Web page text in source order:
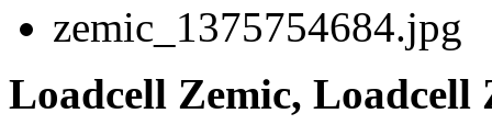
Loadcell Zemic, Loadcell